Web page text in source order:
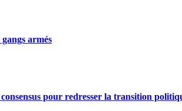
armés
pour redresser la transition